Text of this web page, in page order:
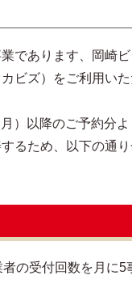
であります、岡崎
ビズ）をご利用い
）以降のご予約分
るため、以下の通
者の受付回数を月に5